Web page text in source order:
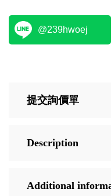
@239hwoej
提交詢價單
Description
Additional